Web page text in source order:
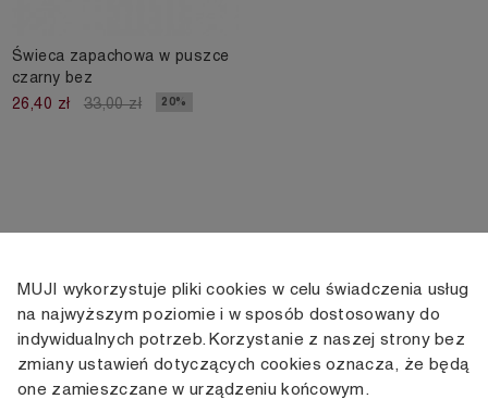
Świeca zapachowa w puszce
czarny bez
26,40 zł
33,00 zł 20%
KONTAKT
+48 505 166 958
zamowienia@muji.com.pl
KONTO
Moje konto
Historia
INFORMACJE
Dostawa
MUJI wykorzystuje pliki cookies w celu świadczenia usług
na najwyższym poziomie i w sposób dostosowany do
indywidualnych potrzeb. Korzystanie z naszej strony bez
zmiany ustawień dotyczących cookies oznacza, że będą
one zamieszczane w urządzeniu końcowym.